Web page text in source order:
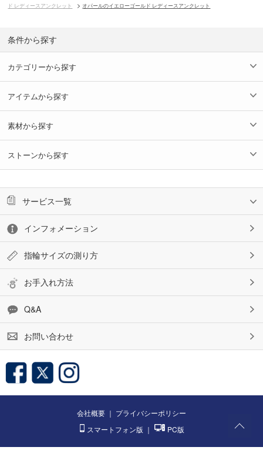
ド レディースアンクレット
オパールのイエローゴールド レディースアンクレット
条件から探す
カテゴリーから探す
アイテムから探す
素材から探す
ストーンから探す
サービス一覧
インフォメーション
指輪サイズの測り方
お手入れ方法
Q&A
お問い合わせ
会社概要 ｜ プライバシーポリシー
スマートフォン版 ｜ PC版